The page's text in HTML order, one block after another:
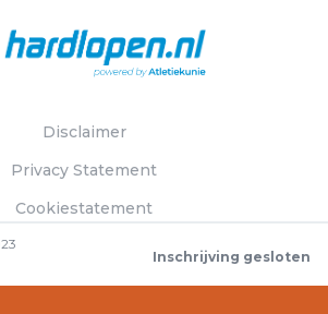
Inschrijving gesloten
Disclaimer
Privacy Statement
Cookiestatement
2026. Alle rechten voorbehouden.